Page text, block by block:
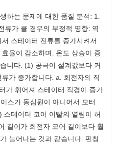
하는 문제에 대한 품질 분석: 1.
류가 클 경우의 부정적 영향: 역
스테이터 전류를 증가시켜서
율이 감소하며, 온도 상승이 증
니다. (1) 공극이 설계값보다 커
가 증가합니다. a. 회전자의 직
가 휘어져 스테이터 직경이 증가
스가 동심원이 아니어서 모터
스테이터 코어 이빨의 열림이 허
길이가 회전자 코어 길이보다 훨
늘어나는 것과 같습니다. 펀칭